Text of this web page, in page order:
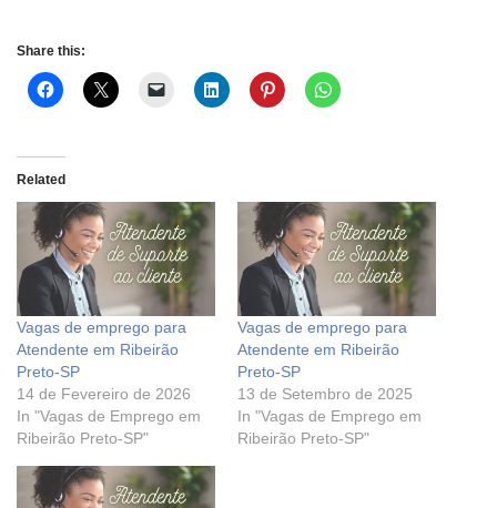
Share this:
Related
Vagas de emprego para
Atendente em Ribeirão
Preto-SP
14 de Fevereiro de 2026
In "Vagas de Emprego em
Ribeirão Preto-SP"
Vagas de emprego para
Atendente em Ribeirão
Preto-SP
13 de Setembro de 2025
In "Vagas de Emprego em
Ribeirão Preto-SP"